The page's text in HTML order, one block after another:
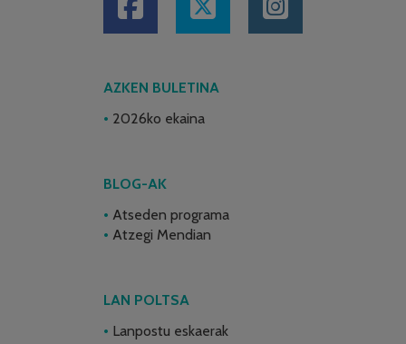
AZKEN BULETINA
2026ko ekaina
BLOG-AK
Atseden programa
Atzegi Mendian
LAN POLTSA
Lanpostu eskaerak